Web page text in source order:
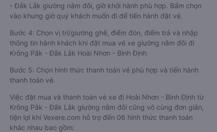
- Đắk Lắk giường nằm đôi, giờ khởi hành phù hợp. Bấm chọn
vào khung giờ quý khách muốn đi để tiến hành đặt vé.
Bước 4: Chọn vị trí/giường ghế, điểm đón, điểm trả và nhập
thông tin hành khách khi đặt mua vé xe giường nằm đôi đi
Krông Pắk - Đắk Lắk Hoài Nhơn - Bình Định
Bước 5: Chọn hình thức thanh toán vé phù hợp và tiến hành
thanh toán vé.
Việc đặt mua và thanh toán vé xe đi Hoài Nhơn - Bình Định từ
Krông Pắk - Đắk Lắk giường nằm đôi cũng vô cùng đơn giản,
tiện lợi khi Vexere.com hỗ trợ đến 06 hình thức thanh toán
khác nhau bao gồm: